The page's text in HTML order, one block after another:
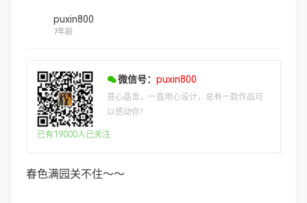
puxin800
7年前
微信号： puxin800
菩心晶舍，一直用心设计，总有一款作品可
以感动你！
已有19000人已关注
春色满园关不住～～